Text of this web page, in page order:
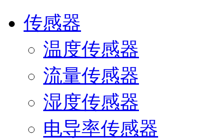
传感器
温度传感器
流量传感器
湿度传感器
电导率传感器